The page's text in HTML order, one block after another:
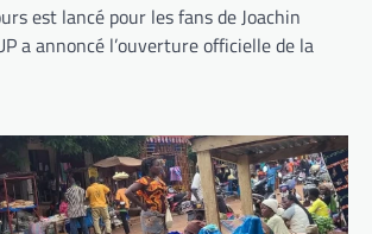
est lancé pour les fans de Joachin
a annoncé l’ouverture officielle de la